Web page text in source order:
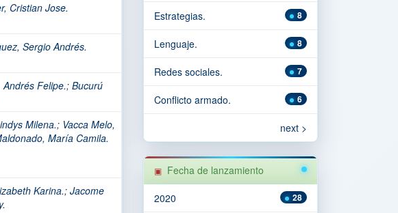
Cristian Jose.
Sergio Andrés.
Felipe.; Bucurú
Milena.; Vacca Melo,
María Camila.
Karina.; Jacome
8
Estrategias.
8
Lenguaje.
7
Redes sociales.
6
Conflicto armado.
next >
Fecha de lanzamiento
28
2020